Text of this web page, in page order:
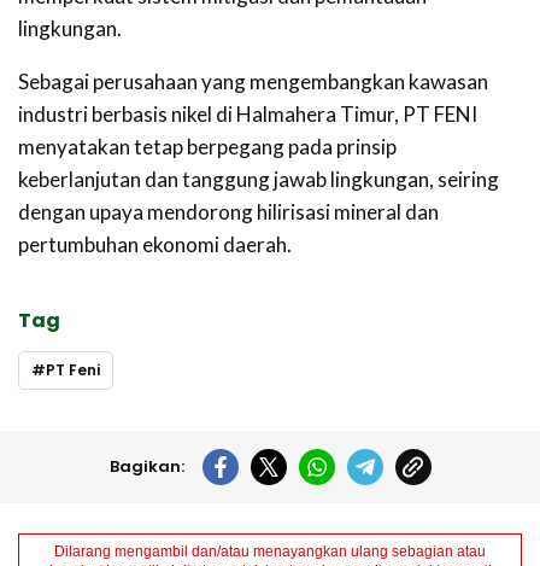
lingkungan.
‎Sebagai perusahaan yang mengembangkan kawasan
industri berbasis nikel di Halmahera Timur, PT FENI
menyatakan tetap berpegang pada prinsip
keberlanjutan dan tanggung jawab lingkungan, seiring
dengan upaya mendorong hilirisasi mineral dan
pertumbuhan ekonomi daerah.
Tag
PT Feni
Bagikan:
Dilarang mengambil dan/atau menayangkan ulang sebagian atau